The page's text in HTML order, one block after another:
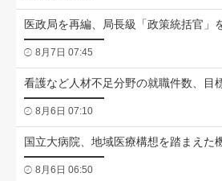
医政局を再編、局長級「政策統括官
8月7日 07:45
看護など人材不足分野の就職件数、目
8月6日 07:10
国立大病院、地域医療構想を踏まえた
8月6日 06:50